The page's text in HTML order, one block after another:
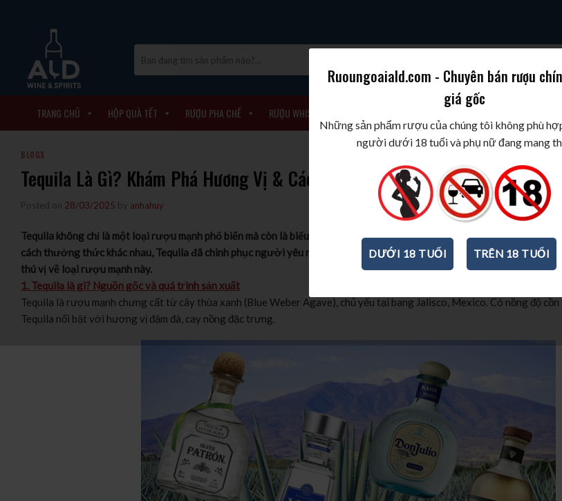
kiếm:
TRANG CHỦ HỘP QUÀ TẾT RƯỢU PHA CHẾ RƯỢU WHISKY
BLOGS
Tequila Là Gì? Khám Phá Hương Vị & Cách Uống Đúng Chuẩn
Posted on 28/03/2025 by anhahuy
Tequila không chỉ là một loại rượu mạnh phổ biến mà còn là biểu tượng của văn hóa Mexico. Với hương vị đặc trưng
cách thưởng thức khác nhau, Tequila đã chinh phục người yêu rượu trên toàn thế giới. Hãy cùng Rượu ngoại An Hà
thú vị về loại rượu mạnh này.
1. Tequila là gì? Nguồn gốc và quá trình sản xuất
Tequila là rượu mạnh chưng cất từ cây thùa xanh (Blue Weber Agave), chủ yếu tại bang Jalisco, Mexico. Có nồng độ cồn
Tequila nổi bật với hương vị đậm đà, cay nồng đặc trưng.
Ruoungoaiald.com - Chuyên bán rượu
giá gốc
Những sản phẩm rượu của chúng tôi không phù
người dưới 18 tuổi và phụ nữ đang mang
DƯỚI 18 TUỔI TRÊN 18 TUỔI